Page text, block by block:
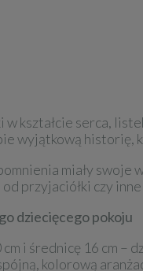
kształcie serca,
wyjątkową historię,
miały
przyjaciółki czy
dziecięcego pokoju
i średnicę 16 cm –
kolorową